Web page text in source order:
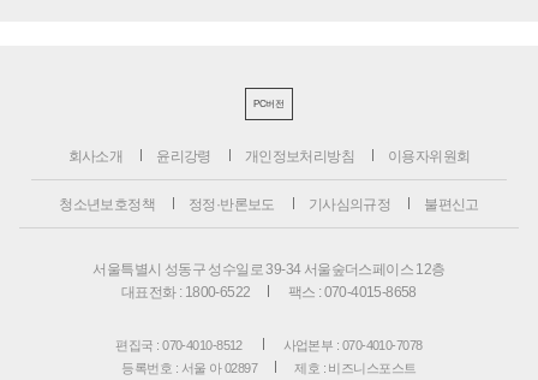
PC버전
회사소개 윤리강령 개인정보처리방침 이용자위원회
청소년보호정책 정정·반론보도 기사심의규정 불편신고
서울특별시 성동구 성수일로 39-34 서울숲더스페이스 12층
대표전화 : 1800-6522
팩스 : 070-4015-8658
편집국 : 070-4010-8512
사업본부 : 070-4010-7078
등록번호 : 서울 아 02897
제호 : 비즈니스포스트